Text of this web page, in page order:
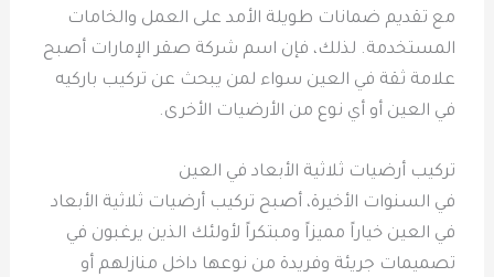
مع تقديم ضمانات طويلة الأمد على العمل والخامات
المستخدمة. لذلك، فإن اسم شركة صقر الإمارات أصبح
علامة ثقة في العين سواء لمن يبحث عن تركيب باركيه
في العين أو أي نوع من الأرضيات الأخرى.
تركيب أرضيات ثلاثية الأبعاد في العين
في السنوات الأخيرة، أصبح تركيب أرضيات ثلاثية الأبعاد
في العين خياراً مميزاً ومبتكراً لأولئك الذين يرغبون في
تصميمات جريئة وفريدة من نوعها داخل منازلهم أو